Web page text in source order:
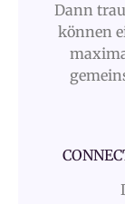
Dann
können